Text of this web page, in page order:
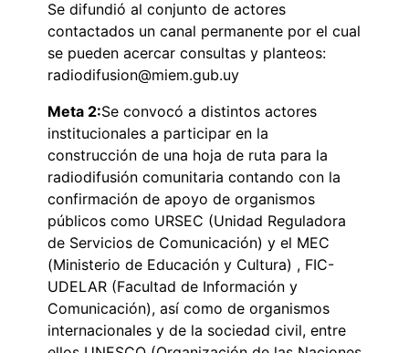
Se difundió al conjunto de actores
contactados un canal permanente por el cual
se pueden acercar consultas y planteos:
radiodifusion@miem.gub.uy
Meta 2:Se convocó a distintos actores
institucionales a participar en la
construcción de una hoja de ruta para la
radiodifusión comunitaria contando con la
confirmación de apoyo de organismos
públicos como URSEC (Unidad Reguladora
de Servicios de Comunicación) y el MEC
(Ministerio de Educación y Cultura) , FIC-
UDELAR (Facultad de Información y
Comunicación), así como de organismos
internacionales y de la sociedad civil, entre